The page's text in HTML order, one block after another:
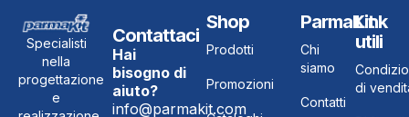
Specialisti
nella
progettazione
e
Contattaci
Hai
bisogno di
aiuto?
info@parmakit.com
Shop
Prodotti
Promozioni
ParmaKit
Chi
siamo
Contatti
Link
utili
di